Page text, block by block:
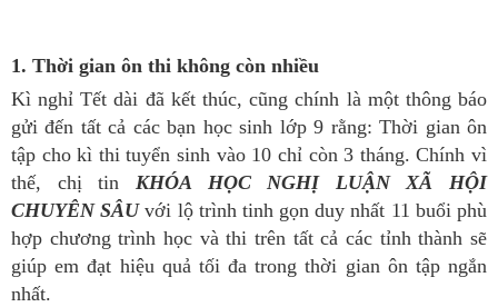
1. Thời gian ôn thi không còn nhiều
Kì nghỉ Tết dài đã kết thúc, cũng chính là một thông báo
gửi đến tất cả các bạn học sinh lớp 9 rằng: Thời gian ôn
tập cho kì thi tuyển sinh vào 10 chỉ còn 3 tháng. Chính vì
thế, chị tin KHÓA HỌC NGHỊ LUẬN XÃ HỘI
CHUYÊN SÂUvới lộ trình tinh gọn duy nhất 11 buổi phù
hợp chương trình học và thi trên tất cả các tỉnh thành sẽ
giúp em đạt hiệu quả tối đa trong thời gian ôn tập ngắn
nhất.